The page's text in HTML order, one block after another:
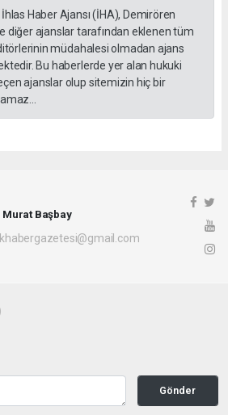
Haber Ajansı (İHA), Demirören
diğer ajanslar tarafından eklenen tüm
müdahalesi olmadan ajans
Bu haberlerde yer alan hukuki
ajanslar olup sitemizin hiç bir
Murat Başbay
Gönder